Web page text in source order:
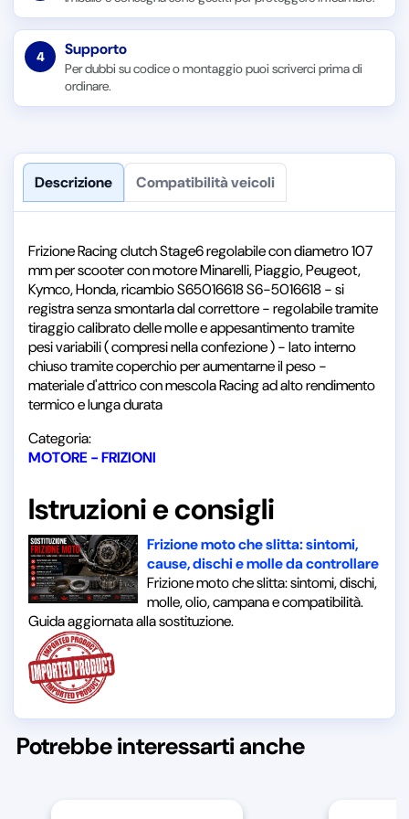
4 Supporto
Per dubbi su codice o montaggio puoi scriverci prima di
ordinare.
Descrizione Compatibilità veicoli
Frizione Racing clutch Stage6 regolabile con diametro 107
mm per scooter con motore Minarelli, Piaggio, Peugeot,
Kymco, Honda, ricambio S65016618 S6-5016618 - si
registra senza smontarla dal correttore - regolabile tramite
tiraggio calibrato delle molle e appesantimento tramite
pesi variabili ( compresi nella confezione ) - lato interno
chiuso tramite coperchio per aumentarne il peso -
materiale d'attrico con mescola Racing ad alto rendimento
termico e lunga durata
Categoria:
MOTORE - FRIZIONI
Istruzioni e consigli
Frizione moto che slitta: sintomi,
cause, dischi e molle da controllare
Frizione moto che slitta: sintomi, dischi,
molle, olio, campana e compatibilità.
Guida aggiornata alla sostituzione.
Potrebbe interessarti anche